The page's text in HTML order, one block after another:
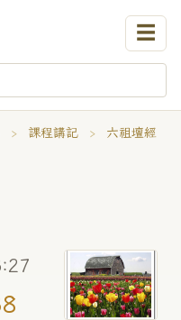
☰
› 課程講記 ›
六祖壇經